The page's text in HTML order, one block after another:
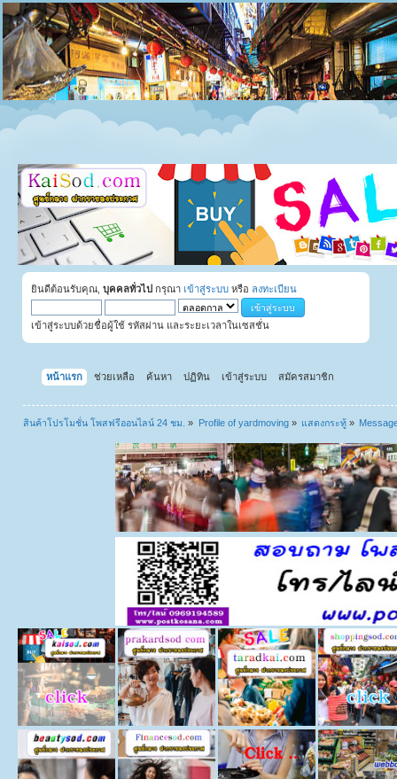
ยินดีต้อนรับคุณ, บุคคลทั่วไป กรุณา เข้าสู่ระบบ หรือ ลงทะเบียน
เข้าสู่ระบบด้วยชื่อผู้ใช้ รหัสผ่าน และระยะเวลาในเซสชั่น
หน้าแรก ช่วยเหลือ ค้นหา ปฏิทิน เข้าสู่ระบบ สมัครสมาชิก
สินค้าโปรโมชั่น โพสฟรีออนไลน์ 24 ชม. » Profile of yardmoving» แสดงกระทู้»